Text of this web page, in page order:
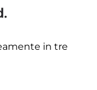
in tre